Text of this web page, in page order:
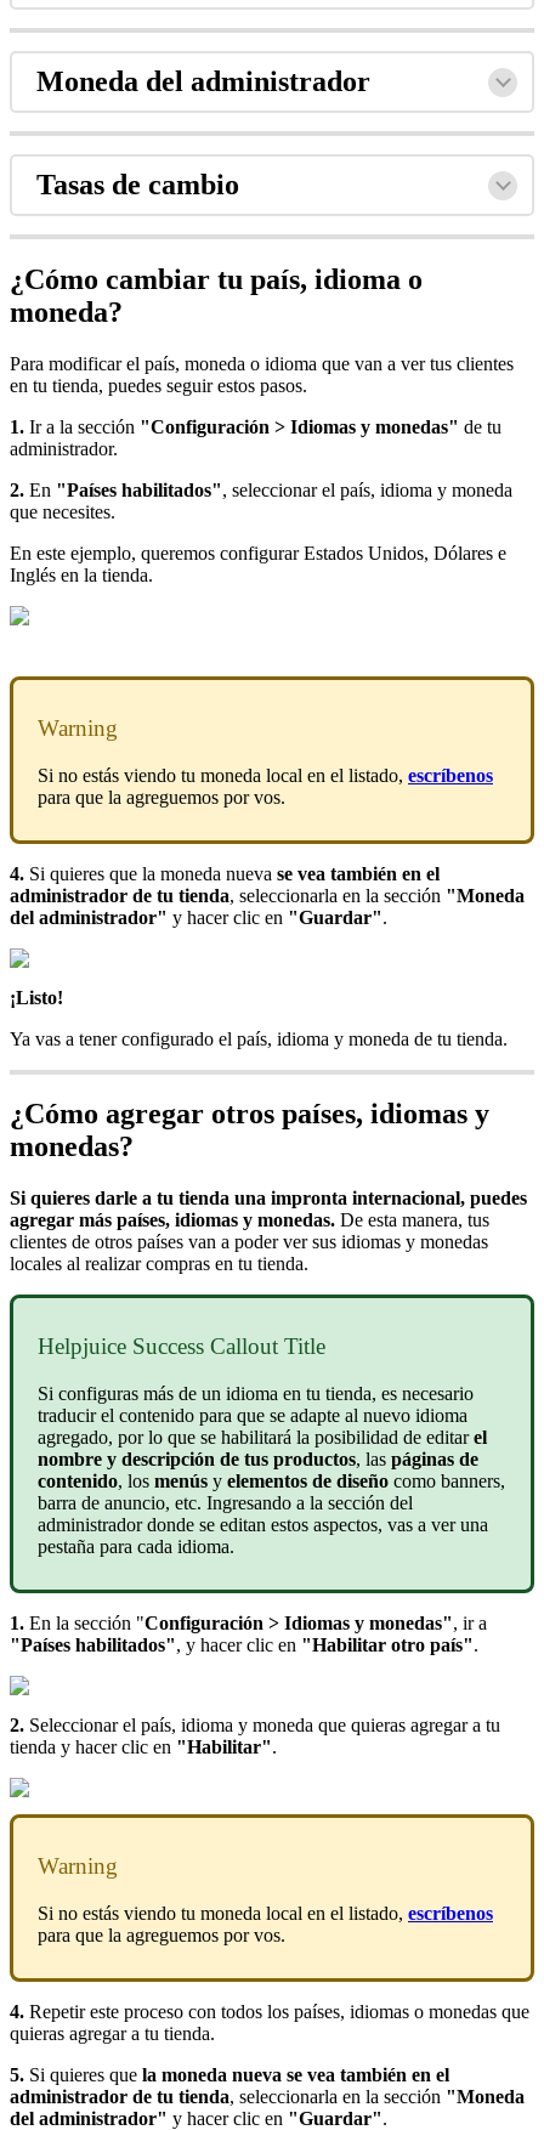
Moneda del administrador
Tasas de cambio
¿Cómo cambiar tu país, idioma o
moneda?
Para modificar el país, moneda o idioma que van a ver tus clientes
en tu tienda, puedes seguir estos pasos.
1. Ir a la sección "Configuración > Idiomas y monedas" de tu
administrador.
2. En "Países habilitados", seleccionar el país, idioma y moneda
que necesites.
En este ejemplo, queremos configurar Estados Unidos, Dólares e
Inglés en la tienda.
Warning
Si no estás viendo tu moneda local en el listado, escríbenos
para que la agreguemos por vos.
4. Si quieres que la moneda nueva se vea también en el
administrador de tu tienda, seleccionarla en la sección "Moneda
del administrador" y hacer clic en "Guardar".
¡Listo!
Ya vas a tener configurado el país, idioma y moneda de tu tienda.
¿Cómo agregar otros países, idiomas y
monedas?
Si quieres darle a tu tienda una impronta internacional, puedes
agregar más países, idiomas y monedas. De esta manera, tus
clientes de otros países van a poder ver sus idiomas y monedas
locales al realizar compras en tu tienda.
Helpjuice Success Callout Title
Si configuras más de un idioma en tu tienda, es necesario
traducir el contenido para que se adapte al nuevo idioma
agregado, por lo que se habilitará la posibilidad de editarel
nombre y descripción de tus productos, las páginas de
contenido, los menús y elementos de diseño como banners,
barra de anuncio, etc. Ingresando a la sección del
administrador donde se editan estos aspectos, vas a ver una
pestaña para cada idioma.
1. En la sección "Configuración > Idiomas y monedas", ir a
"Países habilitados", y hacer clic en "Habilitar otro país".
2. Seleccionar el país, idioma y moneda que quieras agregar a tu
tienda y hacer clic en "Habilitar".
Warning
Si no estás viendo tu moneda local en el listado, escríbenos
para que la agreguemos por vos.
4. Repetir este proceso con todos los países, idiomas o monedas que
quieras agregar a tu tienda.
5. Si quieres que la moneda nueva se vea también en el
administrador de tu tienda, seleccionarla en la sección "Moneda
del administrador" y hacer clic en "Guardar".